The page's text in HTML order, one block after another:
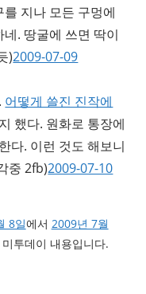
지나 모든 구멍에
. 땅굴에 쓰면 딱이
)2009-07-09
어떻게 쓸진 진작에
했다. 원화로 통장에
다. 이런 것도 해보니
중 2fb)2009-07-10
8일에서 2009년 7월
투데이 내용입니다.